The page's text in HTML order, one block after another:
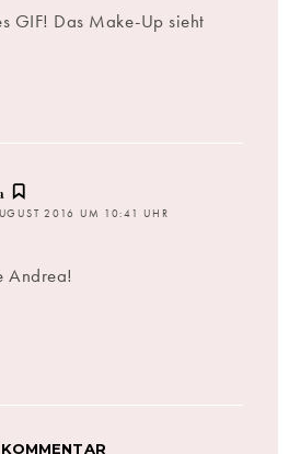
GIF! Das Make-Up sieht
2016 UM 10:41 UHR
Andrea!